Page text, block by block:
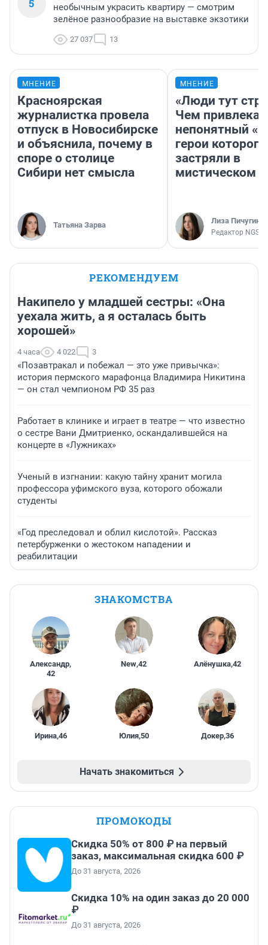
5
необычным украсить квартиру — смотрим
зелёное разнообразие на выставке экзотики
27 037 13
МНЕНИЕ
Красноярская
журналистка провела
отпуск в Новосибирске
и объяснила, почему в
споре о столице
Сибири нет смысла
Татьяна Зарва
МНЕНИЕ
«Люди тут
Чем
непонятный
герои которого
застряли в
мистическом
Лиза Пичугина
Редактор
РЕКОМЕНДУЕМ
Накипело у младшей сестры: «Она
уехала жить, а я осталась быть
хорошей»
4 часа 4 022 3
«Позавтракал и побежал — это уже привычка»:
история пермского марафонца Владимира Никитина
— он стал чемпионом РФ 35 раз
Работает в клинике и играет в театре — что известно
о сестре Вани Дмитриенко, оскандалившейся на
концерте в «Лужниках»
Ученый в изгнании: какую тайну хранит могила
профессора уфимского вуза, которого обожали
студенты
«Год преследовал и облил кислотой». Рассказ
петербурженки о жестоком нападении и
реабилитации
ЗНАКОМСТВА
Александр,
42
New,42 Алёнушка,42
Ирина,46 Юлия,50 Докер,36
Начать знакомиться
ПРОМОКОДЫ
Скидка 50% от 800 ₽ на первый
заказ, максимальная скидка 600 ₽
До 31 августа, 2026
Скидка 10% на один заказ до 20 000
₽
До 31 августа, 2026